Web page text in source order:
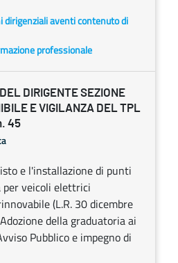
dirigenziali aventi contenuto di
professionale
DIRIGENTE SEZIONE
E VIGILANZA DEL TPL
45
e l'installazione di punti
per veicoli elettrici
(L.R. 30 dicembre
della graduatoria ai
Pubblico e impegno di